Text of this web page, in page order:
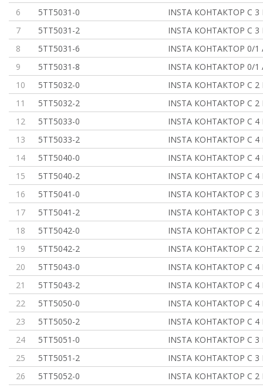
6
5TT5031-0
INSTA КОНТАКТОР С 3
7
5TT5031-2
INSTA КОНТАКТОР С 3
8
5TT5031-6
INSTA КОНТАКТОР 0/1
9
5TT5031-8
INSTA КОНТАКТОР 0/1
10
5TT5032-0
INSTA КОНТАКТОР С 2
11
5TT5032-2
INSTA КОНТАКТОР С 2
12
5TT5033-0
INSTA КОНТАКТОР С 4
13
5TT5033-2
INSTA КОНТАКТОР С 4
14
5TT5040-0
INSTA КОНТАКТОР С 4
15
5TT5040-2
INSTA КОНТАКТОР С 4
16
5TT5041-0
INSTA КОНТАКТОР С 3
17
5TT5041-2
INSTA КОНТАКТОР С 3
18
5TT5042-0
INSTA КОНТАКТОР С 2
19
5TT5042-2
INSTA КОНТАКТОР С 2
20
5TT5043-0
INSTA КОНТАКТОР С 4
21
5TT5043-2
INSTA КОНТАКТОР С 4
22
5TT5050-0
INSTA КОНТАКТОР С 4
23
5TT5050-2
INSTA КОНТАКТОР С 4
24
5TT5051-0
INSTA КОНТАКТОР С 3
25
5TT5051-2
INSTA КОНТАКТОР С 3
26
5TT5052-0
INSTA КОНТАКТОР С 2